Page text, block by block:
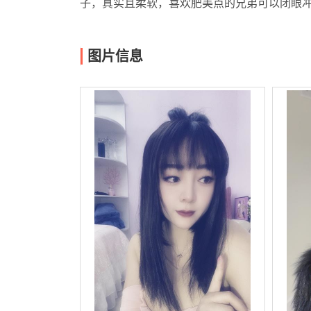
子，真实且柔软，喜欢肥美点的兄弟可以闭眼
图片信息